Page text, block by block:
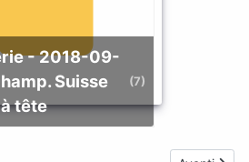
Suisse
tête
(7)